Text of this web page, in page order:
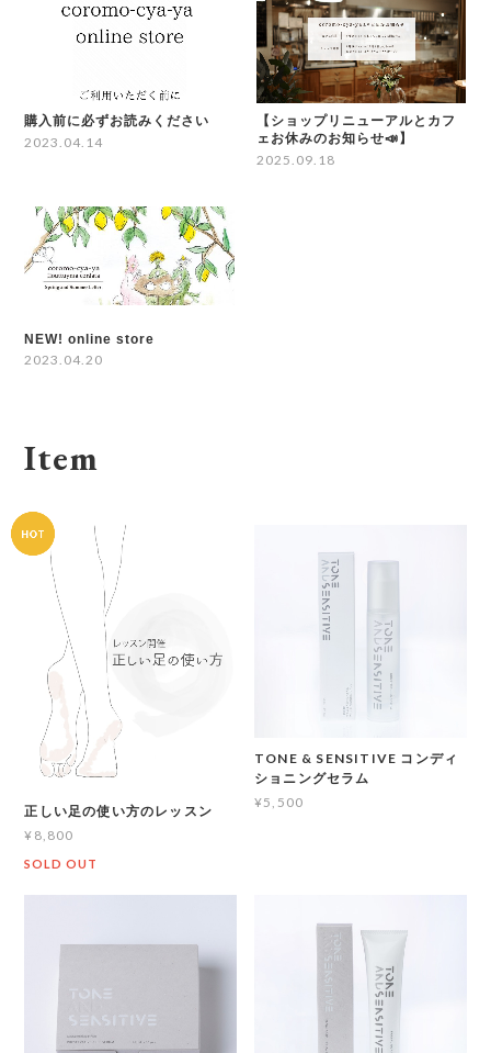
購入前に必ずお読みください
2023.04.14
【ショップリニューアルとカフ
ェお休みのお知らせ📣】
2025.09.18
NEW! online store
2023.04.20
Item
正しい足の使い方のレッスン
¥8,800
SOLD OUT
TONE & SENSITIVE コンディ
ショニングセラム
¥5,500